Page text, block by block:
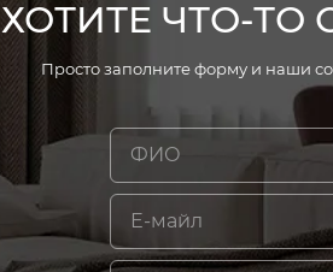
ХОТИТЕ ЧТО-ТО
Просто заполните форму и наши